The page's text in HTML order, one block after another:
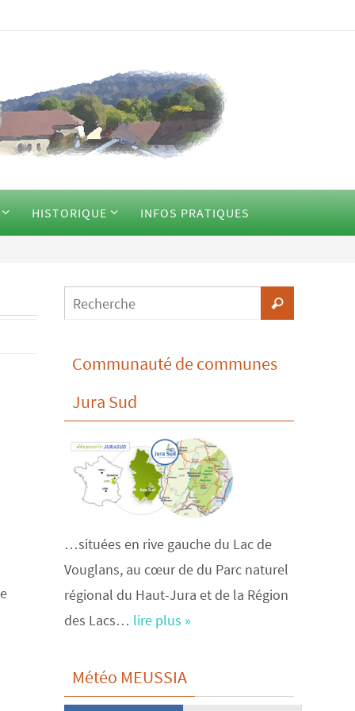
HISTORIQUE INFOS PRATIQUES
Communauté de communes
Jura Sud
…situées en rive gauche du Lac de
Vouglans, au cœur de du Parc naturel
régional du Haut-Jura et de la Région
des Lacs… lire plus »
Météo MEUSSIA